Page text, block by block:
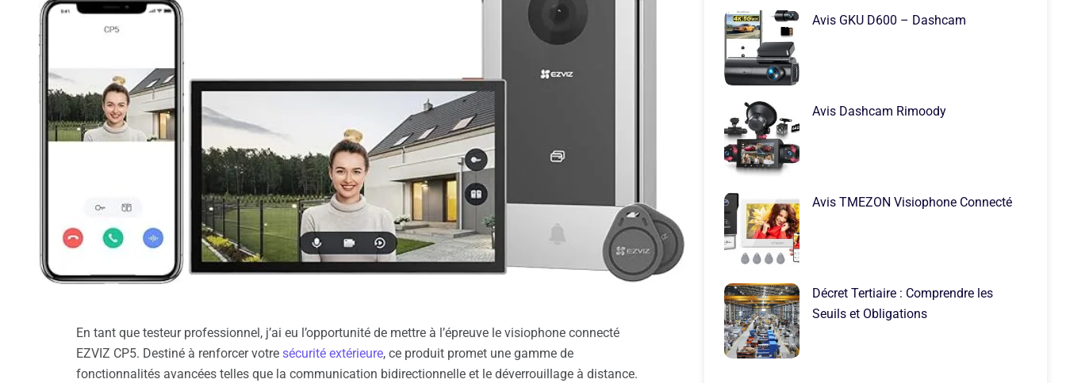
En tant que testeur professionnel, j’ai eu l’opportunité de mettre à l’épreuve le visiophone connecté
EZVIZ CP5. Destiné à renforcer votre sécurité extérieure, ce produit promet une gamme de
fonctionnalités avancées telles que la communication bidirectionnelle et le déverrouillage à distance.
Avis GKU D600 – Dashcam
Avis Dashcam Rimoody
Avis TMEZON Visiophone Connecté
Décret Tertiaire : Comprendre les
Seuils et Obligations